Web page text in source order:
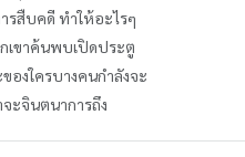
รสืบคดี ทำให้อะไรๆ
เขาค้นพบเปิดประตู
องใครบางคนกำลังจะ
ะจินตนาการถึง